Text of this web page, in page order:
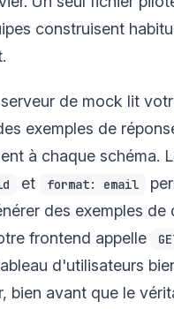
construisent
de mock lit
exemples de
à chaque schéma.
et format: email
des exemples de
frontend appelle
d'utilisateurs
bien avant que le